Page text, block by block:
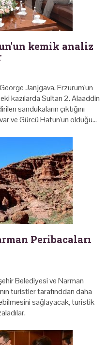
kemik analiz
Janjgava, Erzurum'un
kazılarda Sultan 2. Alaaddin
sandukaların çıktığını
ve Gürcü Hatun'un olduğu…
Peribacaları
Belediyesi ve Narman
turistler tarafınddan daha
sağlayacak, turistik